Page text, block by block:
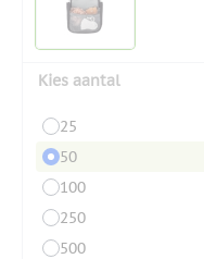
Kies aantal
25
50
100
250
500